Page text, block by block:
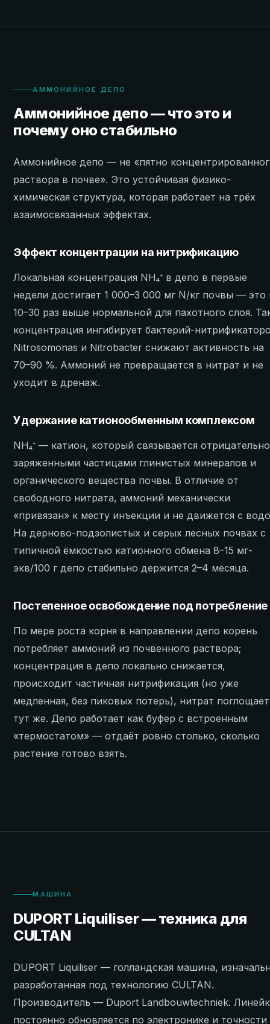
АММОНИЙНОЕ ДЕПО
Аммонийное депо — что это и
почему оно стабильно
Аммонийное депо — не «пятно
раствора в почве». Это устойчивая физико-
химическая структура, которая работает на трёх
взаимосвязанных эффектах.
Эффект концентрации на нитрификацию
Локальная концентрация NH₄⁺ в депо в первые
недели достигает 1 000–3 000 мг N/кг почвы — это
10–30 раз выше нормальной для пахотного слоя.
концентрация ингибирует бактерий-
Nitrosomonas и Nitrobacter снижают активность на
70–90 %. Аммоний не превращается в нитрат и не
уходит в дренаж.
Удержание катионообменным комплексом
NH₄⁺ — катион, который связывается отрицательно
заряженными частицами глинистых минералов и
органического вещества почвы. В отличие от
свободного нитрата, аммоний механически
«привязан» к месту инъекции и не движется с
На дерново-подзолистых и серых лесных почвах с
типичной ёмкостью катионного обмена 8–15 мг-
экв/100 г депо стабильно держится 2–4 месяца.
Постепенное освобождение под потребление
По мере роста корня в направлении депо корень
потребляет аммоний из почвенного раствора;
концентрация в депо локально снижается,
происходит частичная нитрификация (но уже
медленная, без пиковых потерь), нитрат
тут же. Депо работает как буфер с встроенным
«термостатом» — отдаёт ровно столько, сколько
растение готово взять.
МАШИНА
DUPORT Liquiliser — техника для
CULTAN
DUPORT Liquiliser — голландская машина,
разработанная под технологию CULTAN.
Производитель — Duport Landbouwtechniek.
постоянно обновляется по электронике и точности